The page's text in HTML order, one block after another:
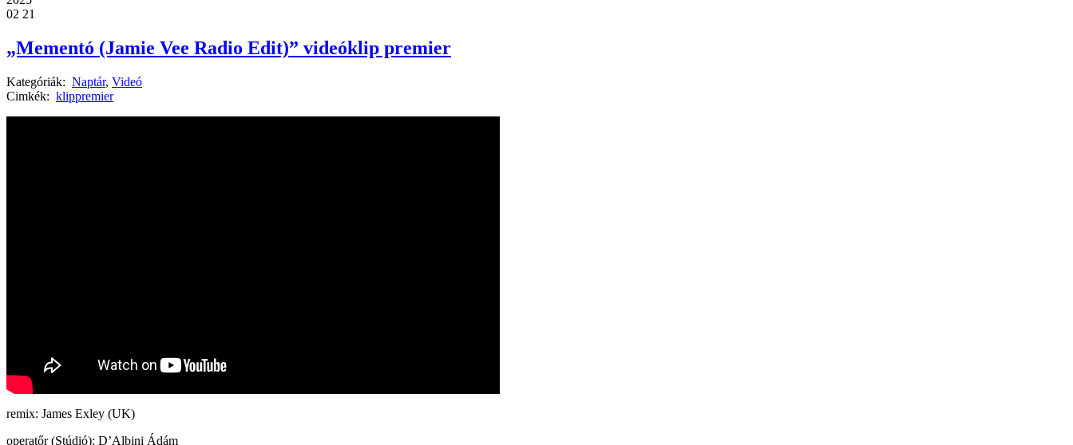
02 21
„Mementó (Jamie Vee Radio Edit)” videóklip premier
Kategóriák: Naptár, Videó
Cimkék: klippremier
remix: James Exley (UK)
operatőr (Stúdió): D’Albini Ádám